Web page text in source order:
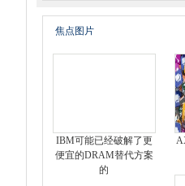
焦点图片
IBM可能已经破解了更
便宜的DRAM替代方案
的